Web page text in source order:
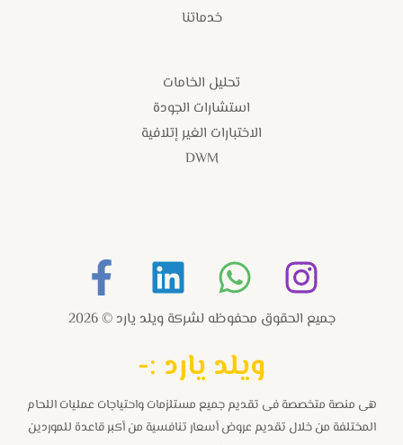
خدماتنا
تحليل الخامات
استشارات الجودة
الاختبارات الغير إتلافية
DWM
جميع الحقوق محفوظه لشركة ويلد يارد © 2026
ويلد يارد :-
هى منصة متخصصة فى تقديم جميع مستلزمات واحتياجات عمليات اللحام
المختلفة من خلال تقديم عروض أسعار تنافسية من أكبر قاعدة للموردين